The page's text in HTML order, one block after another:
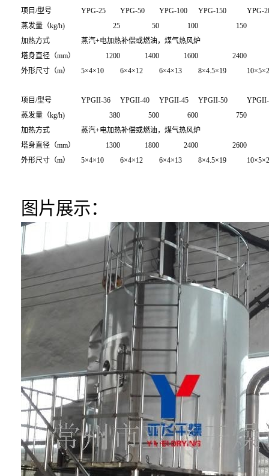
项目/型号 YPG-25 YPG-50 YPG-100 YPG-150
YPG-
蒸发量（kg/h)
25 50 100
150
加热方式
蒸汽+电加热补偿或燃油，煤气热风炉
塔身直径（mm）
1200 1400 1600
2400
外形尺寸（m）
5×4×10 6×4×12 6×4×13 8×4.5×19
项目/型号 YPGII-36 YPGII-40 YPGII-45 YPGII-50
蒸发量（kg/h)
380 500 600
750
加热方式
蒸汽+电加热补偿或燃油，煤气热风炉
塔身直径（mm）
1300 1800 2400
2600
外形尺寸（m）
5×4×10 6×4×12 6×4×13 8×4.5×19
图片展示：